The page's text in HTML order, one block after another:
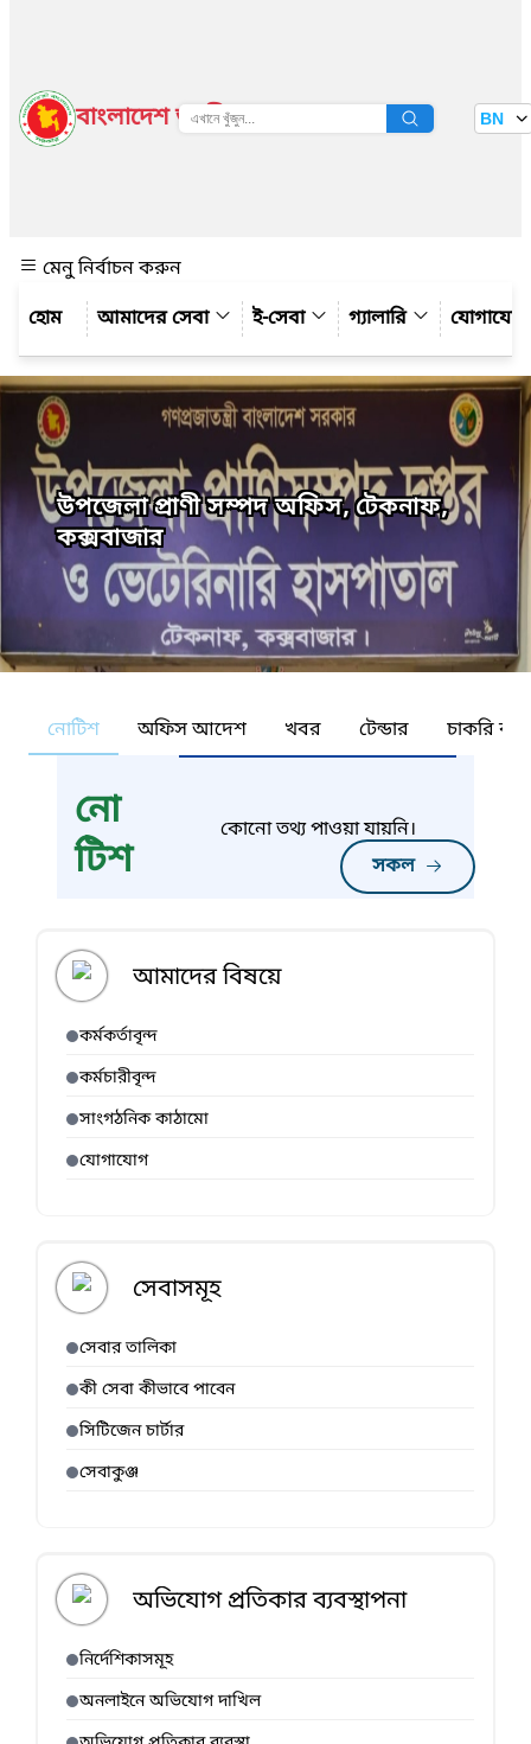
বাংলাদেশ জাতীয় তথ্য বাতায়ন BN
মেনু নির্বাচন করুন
আমাদের সেবা
ই-সেবা গ্যালারি
উপজেলা প্রাণী সম্পদ অফিস, টেকনাফ,
কক্সবাজার
নোটিশ অফিস আদেশ খবর টেন্ডার চাকরি
নো
টিশ
সকল
কোনো তথ্য পাওয়া যায়নি।
আমাদের বিষয়ে
কর্মকর্তাবৃন্দ
কর্মচারীবৃন্দ
সাংগঠনিক কাঠামো
যোগাযোগ
সেবাসমূহ
সেবার তালিকা
কী সেবা কীভাবে পাবেন
সিটিজেন চার্টার
সেবাকুঞ্জ
অভিযোগ প্রতিকার ব্যবস্থাপনা
নির্দেশিকাসমূহ
অনলাইনে অভিযোগ দাখিল